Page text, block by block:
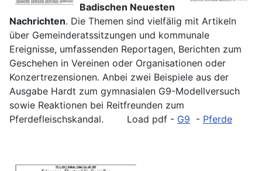
Badischen Neuesten
Nachrichten. Die Themen sind vielfälig mit Artikeln
über Gemeinderatssitzungen und kommunale
Ereignisse, umfassenden Reportagen, Berichten zum
Geschehen in Vereinen oder Organisationen oder
Konzertrezensionen. Anbei zwei Beispiele aus der
Ausgabe Hardt zum gymnasialen G9-Modellversuch
sowie Reaktionen bei Reitfreunden zum
Pferdefleischskandal. Load pdf - G9 - Pferde